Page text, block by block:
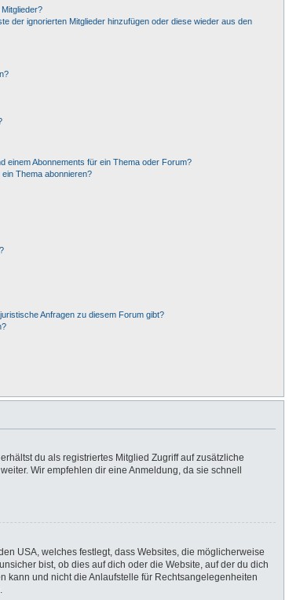
der ignorierten Mitglieder hinzufügen oder diese wieder aus den
einem Abonnements für ein Thema oder Forum?
Thema abonnieren?
Anfragen zu diesem Forum gibt?
du als registriertes Mitglied Zugriff auf zusätzliche
Wir empfehlen dir eine Anmeldung, da sie schnell
USA, welches festlegt, dass Websites, die möglicherweise
bist, ob dies auf dich oder die Website, auf der du dich
kann und nicht die Anlaufstelle für Rechtsangelegenheiten